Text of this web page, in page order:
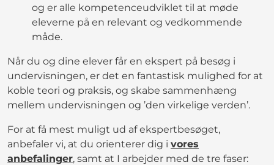
og er alle kompetenceudviklet til at møde
eleverne på en relevant og vedkommende
måde.
Når du og dine elever får en ekspert på besøg i
undervisningen, er det en fantastisk mulighed for at
koble teori og praksis, og skabe sammenhæng
mellem undervisningen og ’den virkelige verden’.
For at få mest muligt ud af ekspertbesøget,
anbefaler vi, at du orienterer dig i vores
anbefalinger, samt at I arbejder med de tre faser: